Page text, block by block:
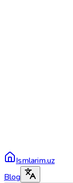
Ismlarim.uz
Blog